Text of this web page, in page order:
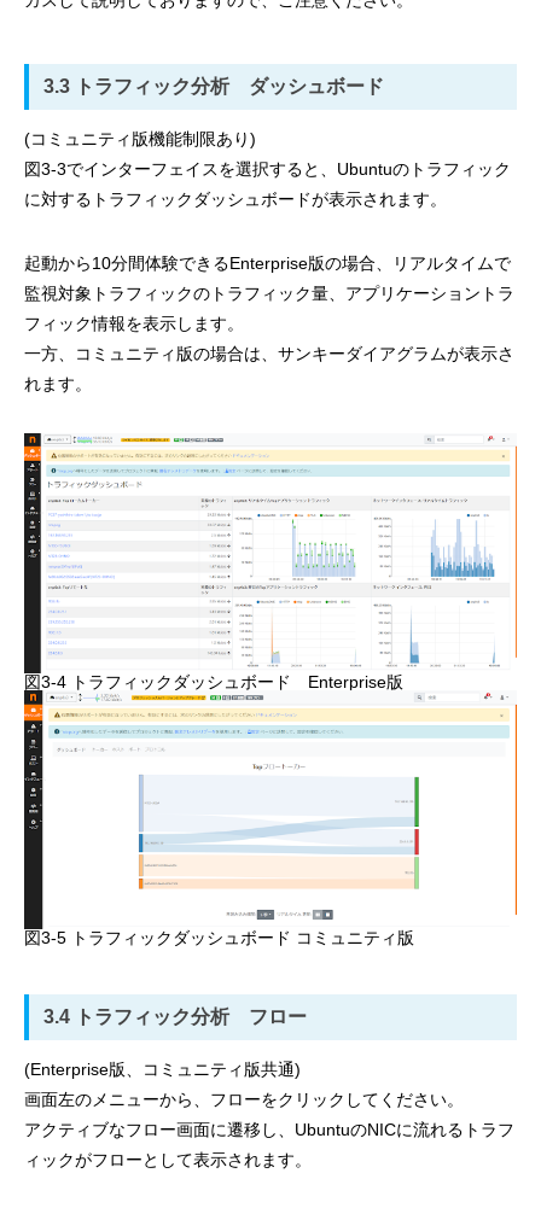
3.3 トラフィック分析 ダッシュボード
(コミュニティ版機能制限あり)
図3-3でインターフェイスを選択すると、Ubuntuのトラフィック
に対するトラフィックダッシュボードが表示されます。
起動から10分間体験できるEnterprise版の場合、リアルタイムで
監視対象トラフィックのトラフィック量、アプリケーショントラ
フィック情報を表示します。
一方、コミュニティ版の場合は、サンキーダイアグラムが表示さ
れます。
図3-4 トラフィックダッシュボード Enterprise版
図3-5 トラフィックダッシュボード コミュニティ版
3.4 トラフィック分析 フロー
(Enterprise版、コミュニティ版共通)
画面左のメニューから、フローをクリックしてください。
アクティブなフロー画面に遷移し、UbuntuのNICに流れるトラフ
ィックがフローとして表示されます。